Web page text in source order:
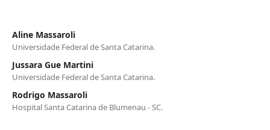
Aline Massaroli
Universidade Federal de Santa Catarina.
Jussara Gue Martini
Universidade Federal de Santa Catarina.
Rodrigo Massaroli
Hospital Santa Catarina de Blumenau - SC.